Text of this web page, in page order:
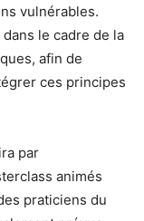
vulnérables.
le cadre de la
afin de
ces principes
par
animés
praticiens du